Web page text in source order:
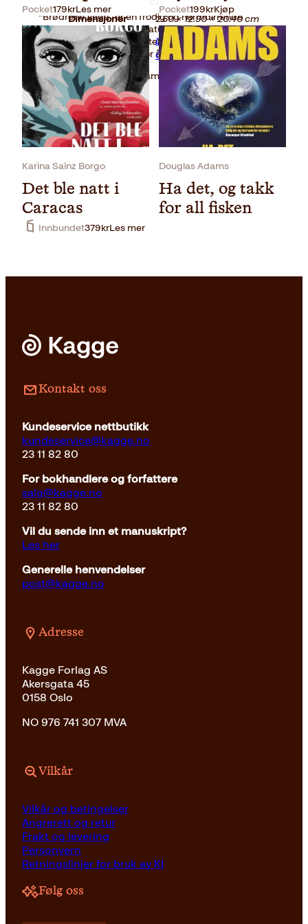
“Brødrene Vega” er en frodig og harmdirrende
historie om mennesket, naturen og
menneskenaturen, en fortelling om hvor latterlig
langt vi er villige til å gå for å nå våre mål.
«Magisk og ramsalt realisme» Aftenposten
Dimensjoner 2.60 × 12.90 × 20.40 cm
Serie
Leo Vangen og Rino
GulliksenKagge pocket
Pocket179krLes mer Pocket199krKjøp
Karina Sainz Borgo
Det ble natt i
Caracas
Innbundet379krLes mer
Douglas Adams
Ha det, og takk
for all fisken
Kontakt oss
Kundeservice nettbutikk
kundeservice@kagge.no
23 11 82 80
For bokhandlere og forfattere
salg@kagge.no
23 11 82 80
Vil du sende inn et manuskript?
Les her
Generelle henvendelser
post@kagge.no
Adresse
Kagge Forlag AS
Akersgata 45
0158 Oslo
NO 976 741 307 MVA
Vilkår
Vilkår og betingelser
Angrerett og retur
Frakt og levering
Personvern
Retningslinjer for bruk av KI
Følg oss